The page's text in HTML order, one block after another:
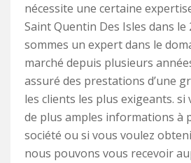
nécessite une certaine
Saint Quentin Des Isles dans le
sommes un expert dans le
marché depuis plusieurs
assuré des prestations d’une
les clients les plus exigeants.
de plus amples informations à
société ou si vous voulez
nous pouvons vous recevoir